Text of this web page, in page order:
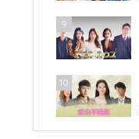
9
10